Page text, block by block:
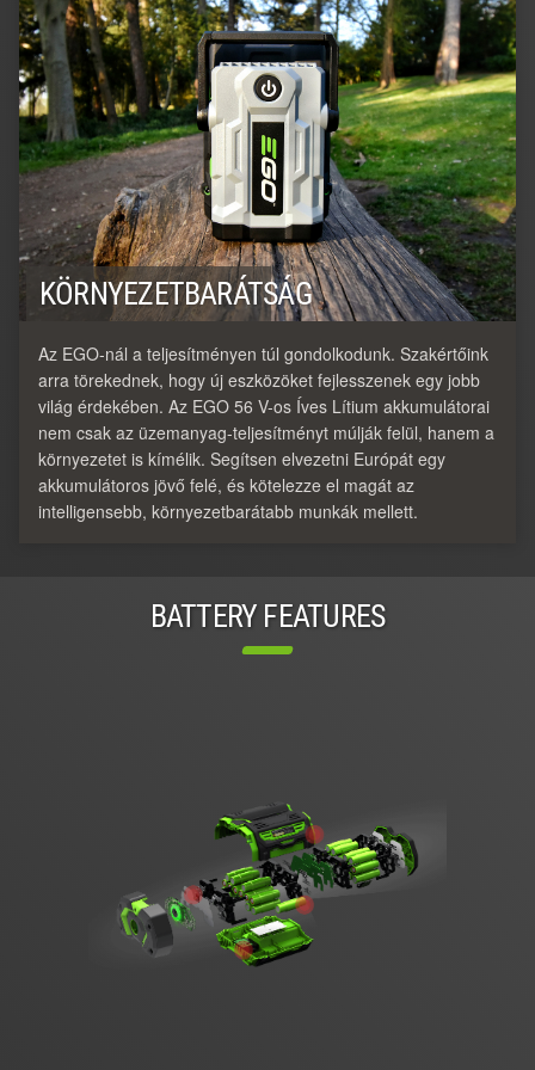
KÖRNYEZETBARÁTSÁG
Az EGO-nál a teljesítményen túl gondolkodunk. Szakértőink
arra törekednek, hogy új eszközöket fejlesszenek egy jobb
világ érdekében. Az EGO 56 V-os Íves Lítium akkumulátorai
nem csak az üzemanyag-teljesítményt múlják felül, hanem a
környezetet is kímélik. Segítsen elvezetni Európát egy
akkumulátoros jövő felé, és kötelezze el magát az
intelligensebb, környezetbarátabb munkák mellett.
BATTERY FEATURES